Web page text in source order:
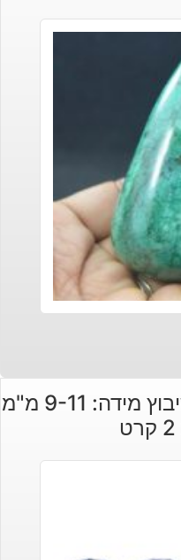
לאפיס לג'ולי מלוטש לשיבוץ מידה: 9-11 מ"מ